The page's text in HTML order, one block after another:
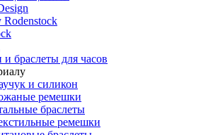
Rodenstock
браслеты для часов
и силикон
ремешки
браслеты
ремешки